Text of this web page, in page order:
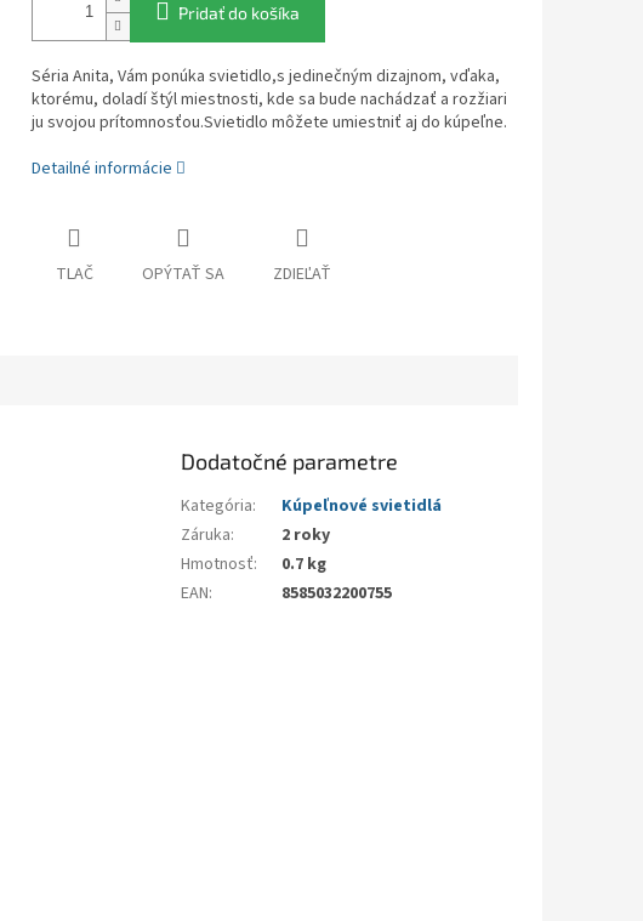
Pridať do košíka
Séria Anita, Vám ponúka svietidlo,s jedinečným dizajnom, vďaka,
ktorému, doladí štýl miestnosti, kde sa bude nachádzať a rozžiari
ju svojou prítomnosťou.Svietidlo môžete umiestniť aj do kúpeľne.
Detailné informácie
TLAČ OPÝTAŤ SA ZDIEĽAŤ
Dodatočné parametre
Kategória:
Kúpeľnové svietidlá
Záruka:
2 roky
Hmotnosť:
0.7 kg
EAN: 8585032200755